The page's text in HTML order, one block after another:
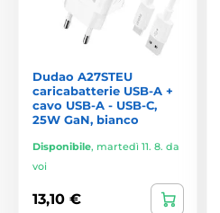
Dudao A27STEU
caricabatterie USB-A +
cavo USB-A - USB-C,
25W GaN, bianco
Disponibile, martedì 11. 8. da
voi
13,10 €